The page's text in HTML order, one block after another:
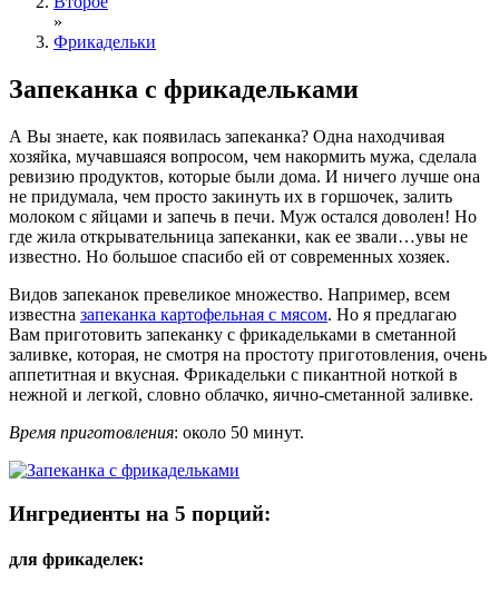
»
Фрикадельки
Запеканка с фрикадельками
А Вы знаете, как появилась запеканка? Одна находчивая
хозяйка, мучавшаяся вопросом, чем накормить мужа, сделала
ревизию продуктов, которые были дома. И ничего лучше она
не придумала, чем просто закинуть их в горшочек, залить
молоком с яйцами и запечь в печи. Муж остался доволен! Но
где жила открывательница запеканки, как ее звали…увы не
известно. Но большое спасибо ей от современных хозяек.
Видов запеканок превеликое множество. Например, всем
известна запеканка картофельная с мясом. Но я предлагаю
Вам приготовить запеканку с фрикадельками в сметанной
заливке, которая, не смотря на простоту приготовления, очень
аппетитная и вкусная. Фрикадельки с пикантной ноткой в
нежной и легкой, словно облачко, яично-сметанной заливке.
Время приготовления: около 50 минут.
Ингредиенты на 5 порций:
для фрикаделек: